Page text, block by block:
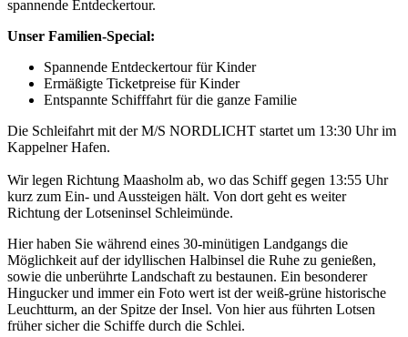
spannende Entdeckertour.
Unser Familien-Special:
Spannende Entdeckertour für Kinder
Ermäßigte Ticketpreise für Kinder
Entspannte Schifffahrt für die ganze Familie
Die Schleifahrt mit der M/S NORDLICHT startet um 13:30 Uhr im
Kappelner Hafen.
Wir legen Richtung Maasholm ab, wo das Schiff gegen 13:55 Uhr
kurz zum Ein- und Aussteigen hält. Von dort geht es weiter
Richtung der Lotseninsel Schleimünde.
Hier haben Sie während eines 30-minütigen Landgangs die
Möglichkeit auf der idyllischen Halbinsel die Ruhe zu genießen,
sowie die unberührte Landschaft zu bestaunen. Ein besonderer
Hingucker und immer ein Foto wert ist der weiß-grüne historische
Leuchtturm, an der Spitze der Insel. Von hier aus führten Lotsen
früher sicher die Schiffe durch die Schlei.